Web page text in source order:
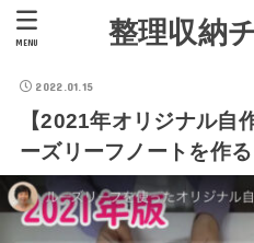
整理収納
MENU
2022.01.15
【2021年オリジナル自
ーズリーフノートを作る